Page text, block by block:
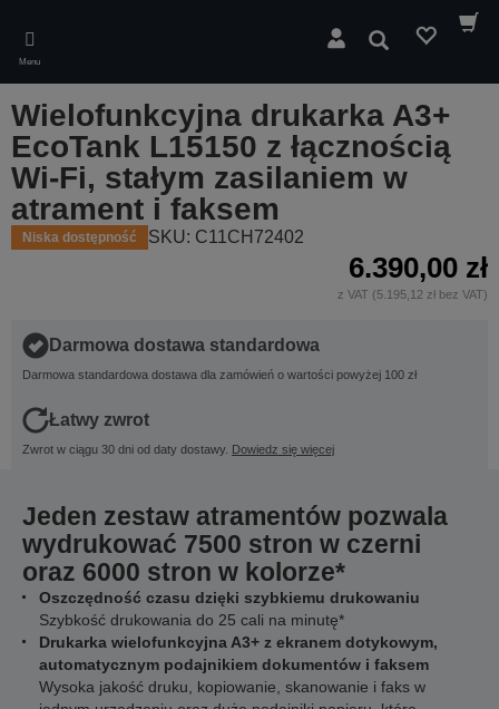
main
content
Menu
Wyszukaj
Wielofunkcyjna drukarka A3+
EcoTank L15150 z łącznością
Wi-Fi, stałym zasilaniem w
atrament i faksem
Niska dostępność SKU: C11CH72402
6.390,00 zł
z VAT (5.195,12 zł bez VAT)
Darmowa dostawa standardowa
Darmowa standardowa dostawa dla zamówień o wartości powyżej 100 zł
Łatwy zwrot
Zwrot w ciągu 30 dni od daty dostawy. Dowiedz się więcej
Jeden zestaw atramentów pozwala
wydrukować 7500 stron w czerni
oraz 6000 stron w kolorze*
Oszczędność czasu dzięki szybkiemu drukowaniu
Szybkość drukowania do 25 cali na minutę*
Drukarka wielofunkcyjna A3+ z ekranem dotykowym,
automatycznym podajnikiem dokumentów i faksem
Wysoka jakość druku, kopiowanie, skanowanie i faks w